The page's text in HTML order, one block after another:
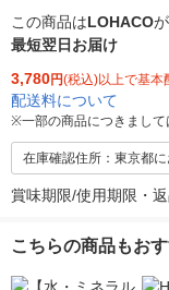
この商品はLOHACO
最短翌日お届け
3,780円(税込)以上で基本
配送料について
※一部の商品につきまして
在庫確認住所：東京都に
賞味期限/使用期限・
こちらの商品もお